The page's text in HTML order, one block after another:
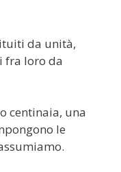
da unità,
fra loro da
centinaia, una
le